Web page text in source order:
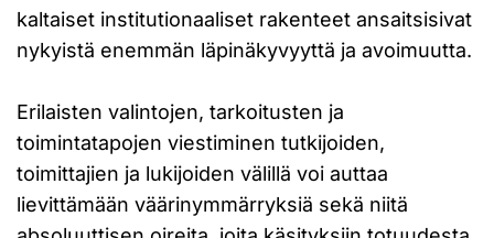
kaltaiset institutionaaliset rakenteet ansaitsisivat
nykyistä enemmän läpinäkyvyyttä ja avoimuutta.
Erilaisten valintojen, tarkoitusten ja
toimintatapojen viestiminen tutkijoiden,
toimittajien ja lukijoiden välillä voi auttaa
lievittämään väärinymmärryksiä sekä niitä